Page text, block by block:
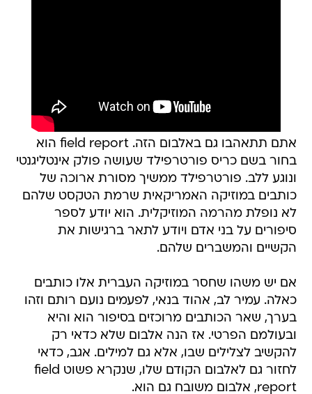
אתם תתאהבו גם באלבום הזה. field report הוא
בחור בשם כריס פורטרפילד שעושה פולק אינטליגנטי
ונוגע ללב. פורטרפילד ממשיך מסורת ארוכה של
כותבים במוזיקה האמריקאית שרמת הטקסט שלהם
לא נופלת מהרמה המוזיקלית. הוא יודע לספר
סיפורים על בני אדם ויודע לתאר ברגישות את
הקשיים והמשברים שלהם.
אם יש משהו שחסר במוזיקה העברית אלו כותבים
כאלה. עמיר לב, אהוד בנאי, לפעמים נועם רותם וזהו
בערך, שאר הכותבים מרוכזים בסיפור הוא והיא
ובעולמם הפרטי. אז הנה אלבום שלא כדאי רק
להקשיב לצלילים שבו, אלא גם למילים. אגב, כדאי
לחזור גם לאלבום הקודם שלו, שנקרא פשוט field
report, אלבום משובח גם הוא.